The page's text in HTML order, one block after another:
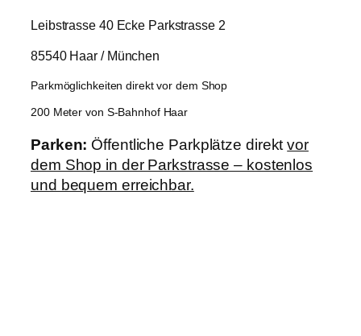
Leibstrasse 40 Ecke Parkstrasse 2
85540 Haar / München
Parkmöglichkeiten direkt vor dem Shop
200 Meter von S-Bahnhof Haar
Parken: Öffentliche Parkplätze direktvor
dem Shop in der Parkstrasse – kostenlos
und bequem erreichbar.